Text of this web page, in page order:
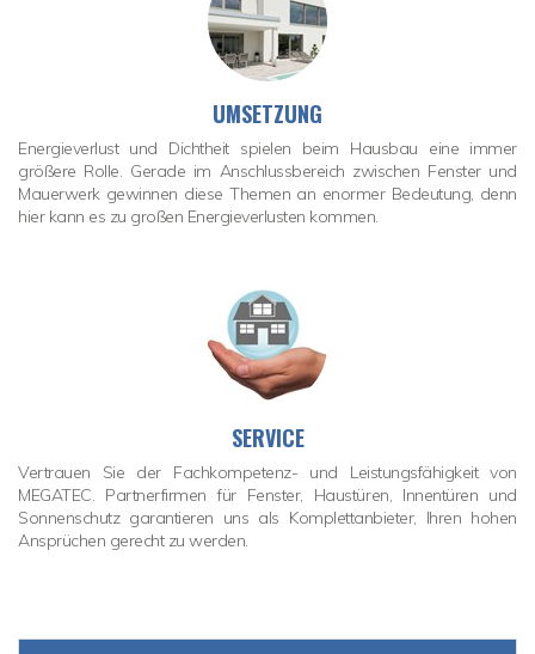
UMSETZUNG
Energieverlust und Dichtheit spielen beim Hausbau eine immer
größere Rolle. Gerade im Anschlussbereich zwischen Fenster und
Mauerwerk gewinnen diese Themen an enormer Bedeutung, denn
hier kann es zu großen Energieverlusten kommen.
SERVICE
Vertrauen Sie der Fachkompetenz- und Leistungsfähigkeit von
MEGATEC. Partnerfirmen für Fenster, Haustüren, Innentüren und
Sonnenschutz garantieren uns als Komplettanbieter, Ihren hohen
Ansprüchen gerecht zu werden.